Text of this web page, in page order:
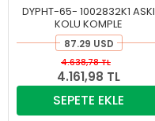
DYPHT-65- 1002832K1 ASKI
KOLU KOMPLE
87.29 USD
4.161,98 TL
4.638,78 TL
SEPETE EKLE